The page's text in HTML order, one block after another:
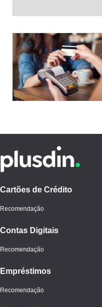
Cartões de Crédito
Recomendação
Contas Digitais
Recomendação
Empréstimos
Recomendação